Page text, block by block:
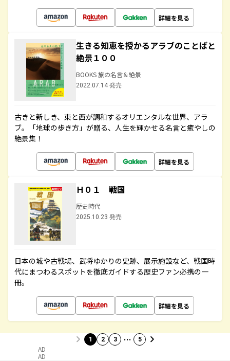
詳細を見る
生きる知恵を授かるアラブのことばと
絶景１００
BOOKS 旅の名言＆絶景
2022.07.14 発売
古きと新しき、東と西が調和するオリエンタルな世界、アラ
ブ。「地球の歩き方」が贈る、人生を輝かせる名言と癒やしの
絶景集！
詳細を見る
Ｈ０１ 戦国
歴史時代
2025.10.23 発売
日本の城や古戦場、武将ゆかりの史跡、展示施設など、戦国時
代にまつわるスポットを徹底ガイドする歴史ファン必携の一
冊。
詳細を見る
1 2 3 … 5
AD
AD